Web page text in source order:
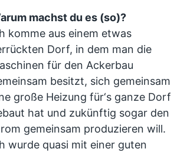
machst du es (so)?
komme aus einem etwas
Dorf, in dem man die
für den Ackerbau
besitzt, sich gemeinsam
große Heizung für‘s ganze Dorf
hat und zukünftig sogar den
gemeinsam produzieren will.
wurde quasi mit einer guten